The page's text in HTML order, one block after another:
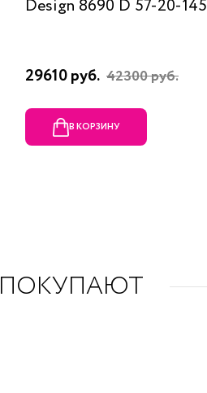
Design 8690 D 57-20-145
29610 руб. 42300 руб.
В КОРЗИНУ